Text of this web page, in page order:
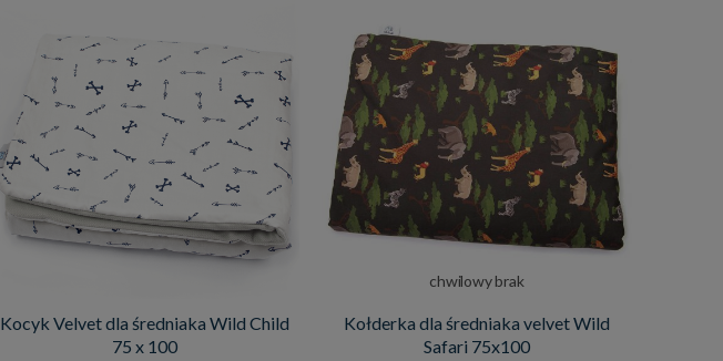
Kocyk Velvet dla średniaka Wild Child
75 x 100
chwilowy brak
Kołderka dla średniaka velvet Wild
Safari 75x100